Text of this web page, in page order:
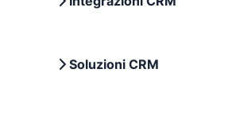
Soluzioni CRM